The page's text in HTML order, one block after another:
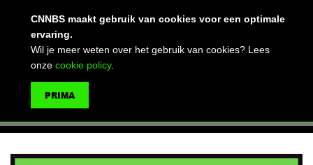
CNNBS maakt gebruik van cookies voor een optimale
ervaring.
Wil je meer weten over het gebruik van cookies? Lees
onze cookie policy.
PRIMA